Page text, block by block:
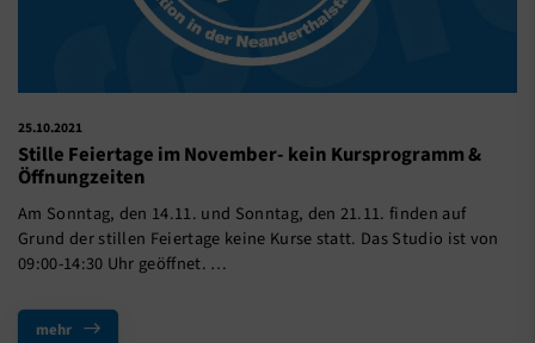
25.10.2021
Stille Feiertage im November- kein Kursprogramm &
Öffnungzeiten
Am Sonntag, den 14.11. und Sonntag, den 21.11. finden auf
Grund der stillen Feiertage keine Kurse statt. Das Studio ist von
09:00-14:30 Uhr geöffnet. …
mehr